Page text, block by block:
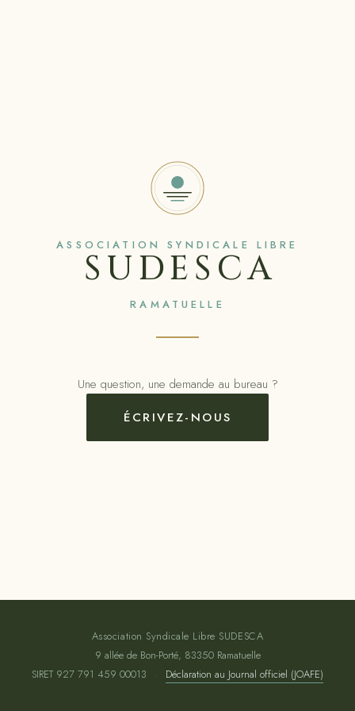
ASSOCIATION SYNDICALE LIBRE
SUDESCA
RAMATUELLE
Une question, une demande au bureau ?
ÉCRIVEZ-NOUS
Association Syndicale Libre SUDESCA
9 allée de Bon-Porté, 83350 Ramatuelle
SIRET 927 791 459 00013
· Déclaration au Journal officiel (JOAFE)